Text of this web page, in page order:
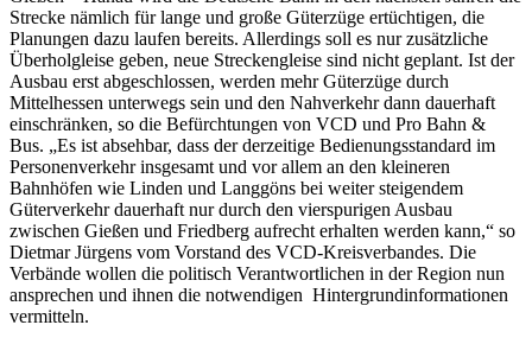
Strecke nämlich für lange und große Güterzüge ertüchtigen, die
Planungen dazu laufen bereits. Allerdings soll es nur zusätzliche
Überholgleise geben, neue Streckengleise sind nicht geplant. Ist der
Ausbau erst abgeschlossen, werden mehr Güterzüge durch
Mittelhessen unterwegs sein und den Nahverkehr dann dauerhaft
einschränken, so die Befürchtungen von VCD und Pro Bahn &
Bus. „Es ist absehbar, dass der derzeitige Bedienungsstandard im
Personenverkehr insgesamt und vor allem an den kleineren
Bahnhöfen wie Linden und Langgöns bei weiter steigendem
Güterverkehr dauerhaft nur durch den vierspurigen Ausbau
zwischen Gießen und Friedberg aufrecht erhalten werden kann,“ so
Dietmar Jürgens vom Vorstand des VCD-Kreisverbandes. Die
Verbände wollen die politisch Verantwortlichen in der Region nun
ansprechen und ihnen die notwendigen Hintergrundinformationen
vermitteln.